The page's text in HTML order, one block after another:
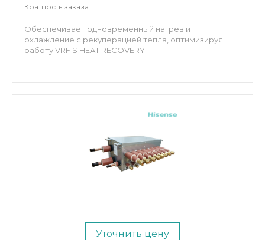
Кратность заказа 1
Обеспечивает одновременный нагрев и
охлаждение с рекуперацией тепла, оптимизируя
работу VRF S HEAT RECOVERY.
Уточнить цену